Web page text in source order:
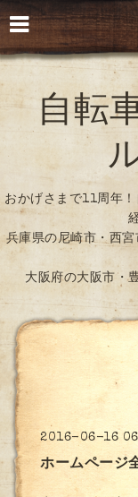
自転
おかげさまで11周年
兵庫県の尼崎市・西
大阪府の大阪市・
2016-06-16
ホームページ